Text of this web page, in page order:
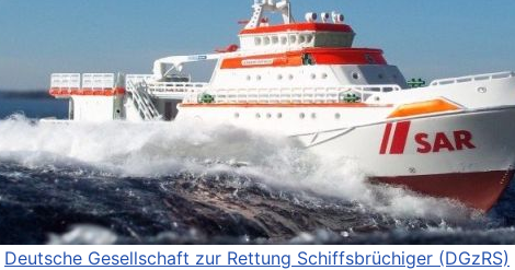
Deutsche Gesellschaft zur Rettung Schiffsbrüchiger (DGzRS)